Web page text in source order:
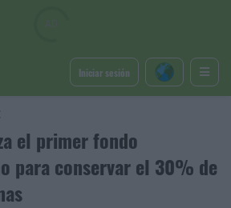
Iniciar sesión
el primer fondo
para conservar el 30% de